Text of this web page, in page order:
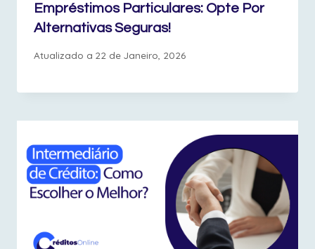
Empréstimos Particulares: Opte Por
Alternativas Seguras!
Atualizado a 22 de Janeiro, 2026